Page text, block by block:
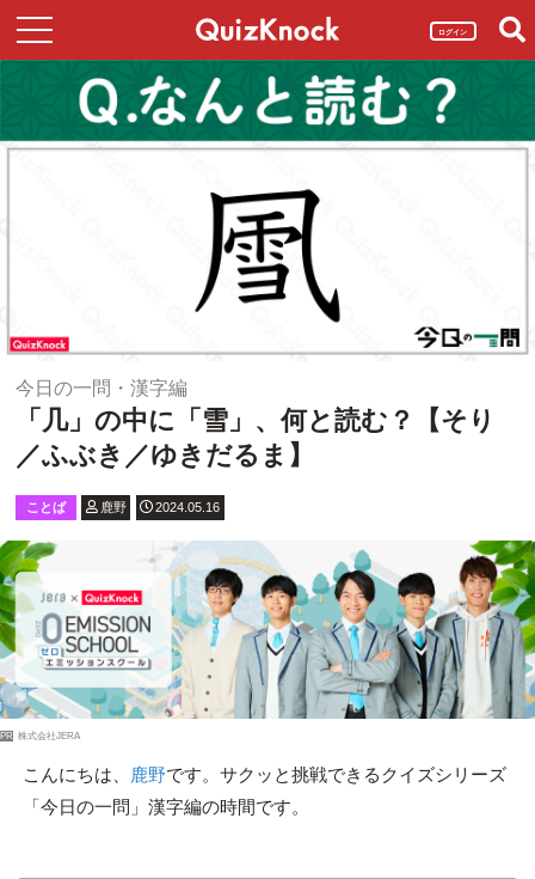
ログイン
今日の一問・漢字編
「几」の中に「雪」、何と読む？【そり
／ふぶき／ゆきだるま】
ことば 鹿野 2024.05.16
PR 株式会社JERA
こんにちは、 鹿野です。サクッと挑戦できるクイズシリーズ
「今日の一問」漢字編の時間です。